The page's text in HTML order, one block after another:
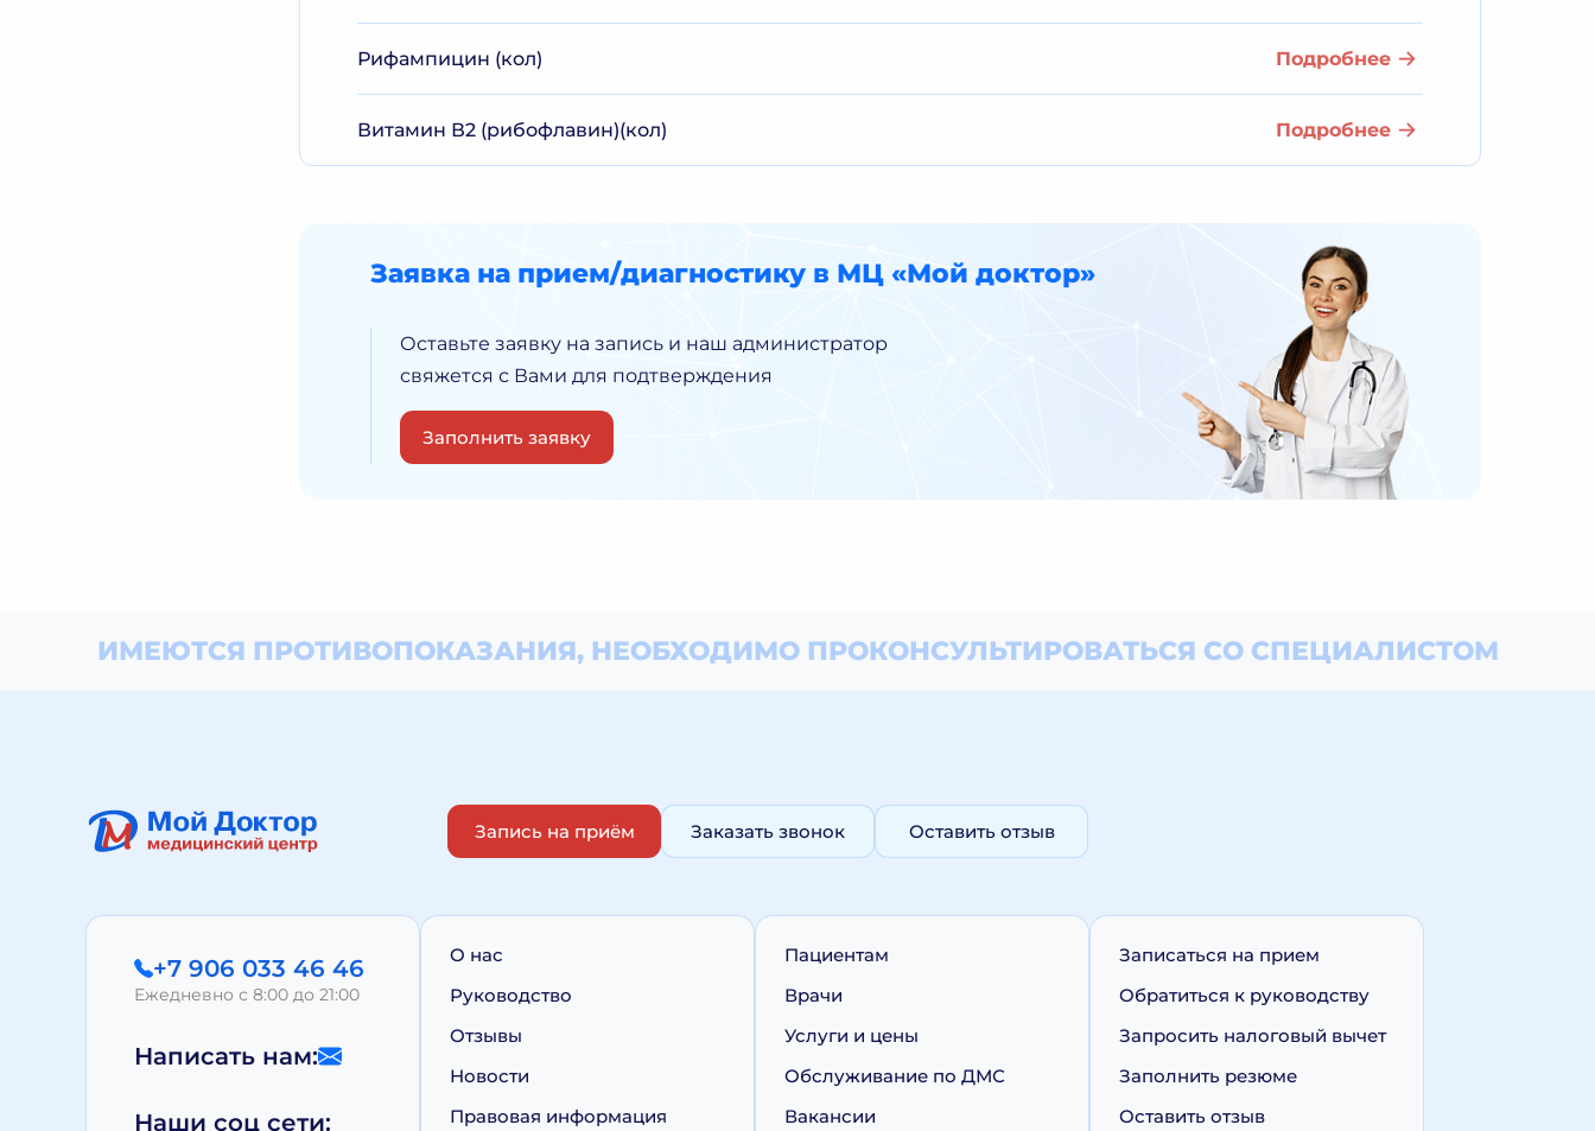
Рифампицин (кол) Подробнее
Витамин В2 (рибофлавин)(кол) Подробнее
Заявка на прием/диагностику в МЦ «Мой доктор»
Оставьте заявку на запись и наш администратор
свяжется с Вами для подтверждения
Заполнить заявку
ИМЕЮТСЯ ПРОТИВОПОКАЗАНИЯ, НЕОБХОДИМОПРОКОНСУЛЬТИРОВАТЬСЯ СО СПЕЦИАЛИСТОМ
Запись на приём Заказать звонок Оставить отзыв
+7 906 033 46 46
Ежедневно с 8:00 до 21:00
Написать нам:
Наши соц сети:
О нас
Руководство
Отзывы
Новости
Правовая информация
Пациентам
Врачи
Услуги и цены
Обслуживание по ДМС
Вакансии
Записаться на прием
Обратиться к руководству
Запросить налоговый вычет
Заполнить резюме
Оставить отзыв